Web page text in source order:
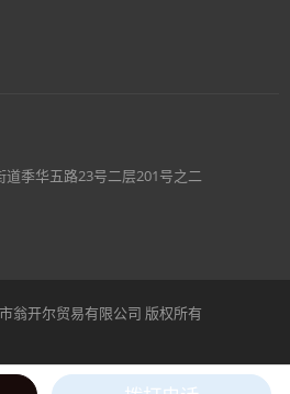
季华五路23号二层201号之二
翁开尔贸易有限公司 版权所有